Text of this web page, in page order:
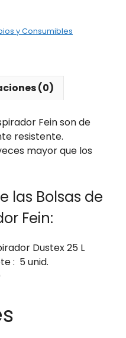
y Consumibles
(0)
Fein son de
resistente.
mayor que los
las Bolsas de
Fein:
Dustex 25 L
: 5 unid.